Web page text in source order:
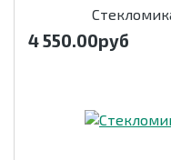
4 550.00руб